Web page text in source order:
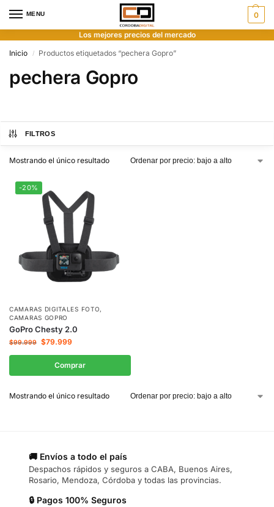
MENU 0
Los mejores precios del mercado
Inicio
/ Productos etiquetados “pechera Gopro”
pechera Gopro
FILTROS
Mostrando el único resultado
-20%
CAMARAS DIGITALES FOTO,
CAMARAS GOPRO
GoPro Chesty 2.0
$99.999 $79.999
Comprar
Mostrando el único resultado
🚚 Envíos a todo el país
Despachos rápidos y seguros a CABA, Buenos Aires,
Rosario, Mendoza, Córdoba y todas las provincias.
🔒 Pagos 100% Seguros